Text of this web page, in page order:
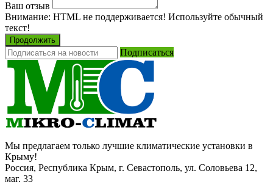
Ваш отзыв
Внимание: HTML не поддерживается! Используйте обычный
текст!
Продолжить
Подписаться
Мы предлагаем только лучшие климатические установки в
Крыму!
Россия, Республика Крым, г. Севастополь, ул. Соловьева 12,
маг. 33